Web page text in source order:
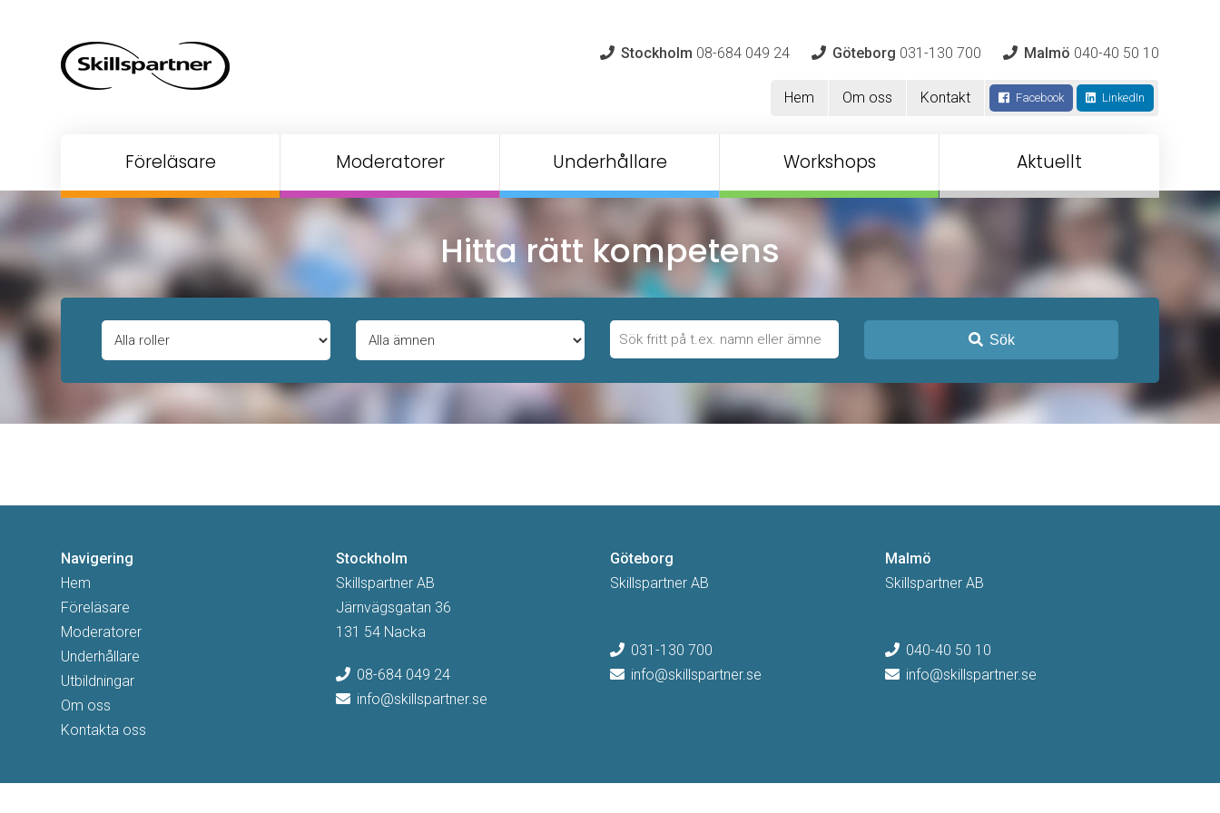
Stockholm 08-684 049 24 Göteborg 031-130 700 Malmö 040-40 50 10
Hem Om oss Kontakt Facebook LinkedIn
Föreläsare Moderatorer Underhållare Workshops Aktuellt
Hitta rätt kompetens
Sök
Navigering
Hem
Föreläsare
Moderatorer
Underhållare
Utbildningar
Om oss
Kontakta oss
Stockholm
Skillspartner AB
Järnvägsgatan 36
131 54 Nacka
08-684 049 24
info@skillspartner.se
Göteborg
Skillspartner AB
031-130 700
info@skillspartner.se
Malmö
Skillspartner AB
040-40 50 10
info@skillspartner.se